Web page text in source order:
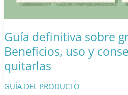
Guía definitiva sobre
Beneficios, uso y
quitarlas
GUÍA DEL PRODUCTO